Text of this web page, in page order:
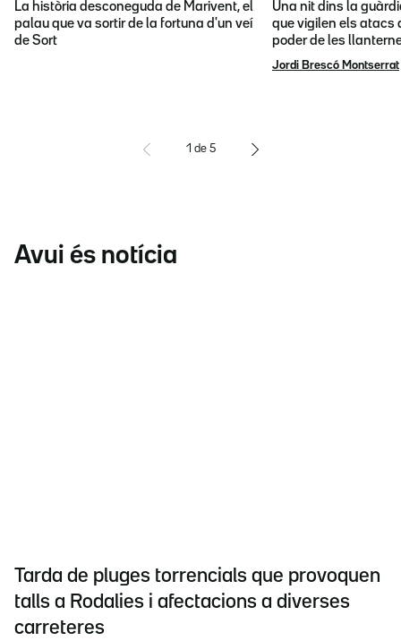
La història desconeguda de Marivent, el
palau que va sortir de la fortuna d'un veí
de Sort
Una nit dins la
que vigilen els atacs
poder de les
Jordi Brescó Montserrat
1 de 5
Avui és notícia
Tarda de pluges torrencials que provoquen
talls a Rodalies i afectacions a diverses
carreteres